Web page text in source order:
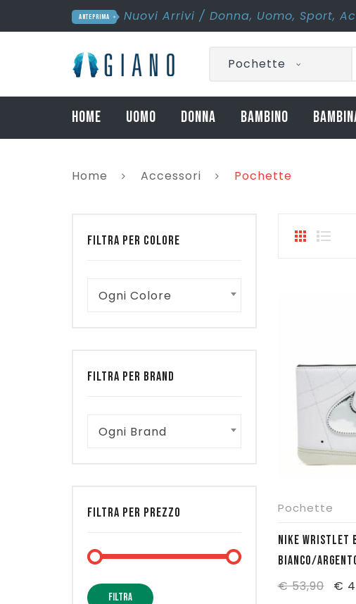
ANTEPRIMA Nuovi Arrivi / Donna, Uomo, Sport,
Pochette
HOME UOMO DONNA BAMBINO
Home Accessori Pochette
Pochette
NIKE WRISTLET BLAZER –
BIANCO/
€53,90
Il
€
FILTRA PER COLORE
Ogni Colore
FILTRA PER BRAND
Ogni Brand
FILTRA PER PREZZO
FILTRA